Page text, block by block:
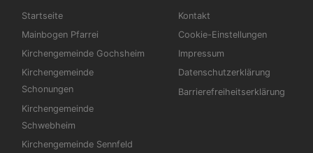
Hauptnavigation
Startseite
Mainbogen Pfarrei
Kirchengemeinde Gochsheim
Kirchengemeinde
Schonungen
Kirchengemeinde
Schwebheim
Kirchengemeinde Sennfeld
Fußbereichsmenü
Kontakt
Cookie-Einstellungen
Impressum
Datenschutzerklärung
Barrierefreiheitserklärung